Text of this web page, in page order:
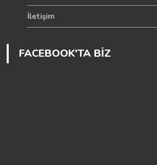
İletişim
FACEBOOK'TA BİZ